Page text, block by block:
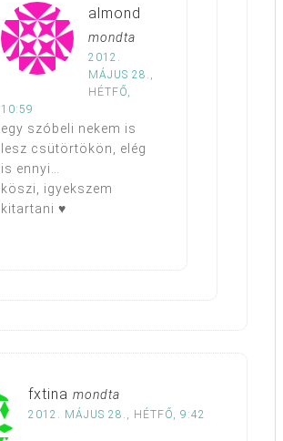
almond
mondta
2012.
MÁJUS 28.,
HÉTFŐ,
10:59
egy szóbeli nekem is
lesz csütörtökön, elég
is ennyi…
köszi, igyekszem
kitartani ♥
fxtina mondta
2012. MÁJUS 28., HÉTFŐ, 9:42